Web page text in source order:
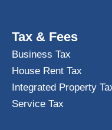
Tax & Fees
Business Tax
House Rent Tax
Integrated Property
Service Tax